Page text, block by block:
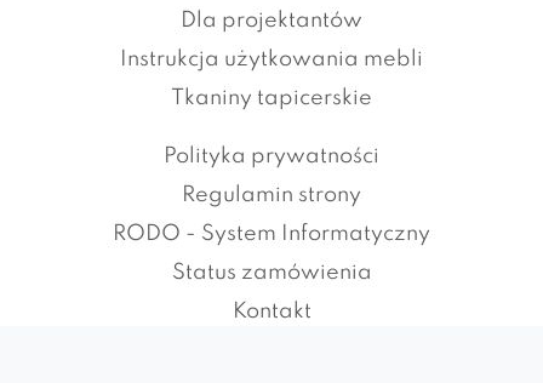
Dla projektantów
Instrukcja użytkowania mebli
Tkaniny tapicerskie
Polityka prywatności
Regulamin strony
RODO - System Informatyczny
Status zamówienia
Kontakt